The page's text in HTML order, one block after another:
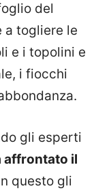
del
a togliere le
e i topolini e
i fiocchi
gli esperti
affrontato il
questo gli